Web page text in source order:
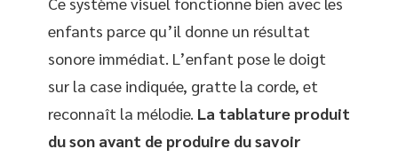
enfants parce qu’il donne un résultat
sonore immédiat. L’enfant pose le doigt
sur la case indiquée, gratte la corde, et
reconnaît la mélodie. La tablature produit
du son avant de produire du savoir